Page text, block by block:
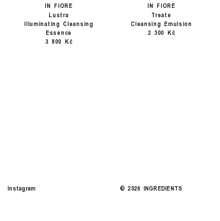
IN FIORE
Lustra
Illuminating Cleansing
Essence
3 800 Kč
IN FIORE
Treate
Cleansing Emulsion
2 300 Kč
Instagram ©2026 INGREDIENTS